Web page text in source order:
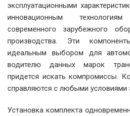
эксплуатационными
инновационным
современного зарубежного
производства. Эти
идеальным выбором для
водителю данных марок
придется искать компромиссы.
справляются с любыми условиями
Установка комплекта